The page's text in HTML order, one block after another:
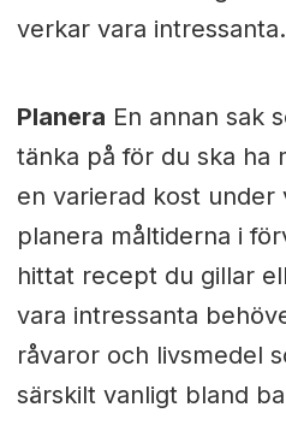
verkar vara intressanta.
Planera En annan sak
tänka på för du ska ha
en varierad kost under
planera måltiderna i
hittat recept du gillar
vara intressanta
råvaror och livsmedel
särskilt vanligt bland